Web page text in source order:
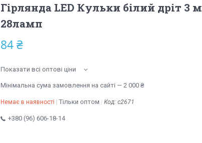
Гірлянда LED Кульки білий дріт 3 м
28ламп
84 ₴
Показати всі оптові ціни
Мінімальна сума замовлення на сайті — 2 000 ₴
Немає в наявності Тільки оптом Код: с2671
+380 (96) 606-18-14